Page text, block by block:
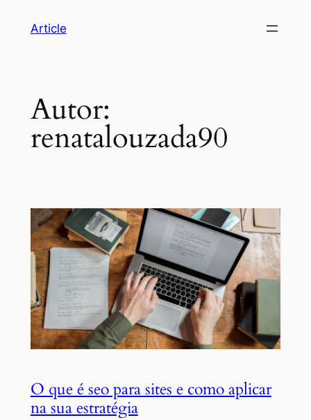
Article
Autor:
renatalouzada90
O que é seo para sites e como aplicar
na sua estratégia